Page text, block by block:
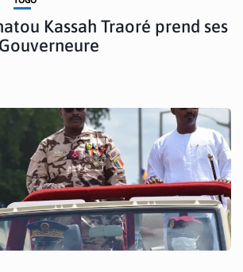
Kassah Traoré prend ses